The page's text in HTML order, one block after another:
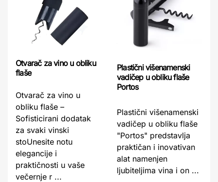
Otvarač za vino u obliku
flaše
Otvarač za vino u
obliku flaše –
Sofisticirani dodatak
za svaki vinski
stoUnesite notu
elegancije i
praktičnosti u vaše
večernje r ...
Plastični višenamenski
vadičep u obliku flaše
Portos
Plastični višenamenski
vadičep u obliku flaše
"Portos" predstavlja
praktičan i inovativan
alat namenjen
ljubiteljima vina i on ...